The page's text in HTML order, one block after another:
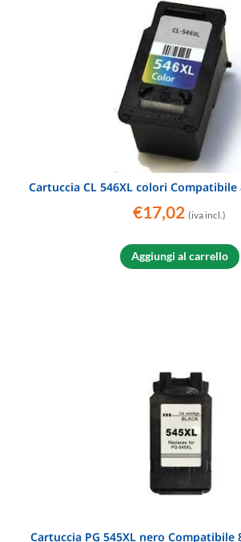
Cartuccia CL 546XL colori Compatibile
€17,02 (iva incl.)
Aggiungi al carrello
Cartuccia PG 545XL nero Compatibile